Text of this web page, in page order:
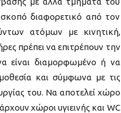
σκοπό διαφορετικό από τον
ατόμων με κινητική,
πρέπει να επιτρέπουν την
είναι διαμορφωμένο ή να
και σύμφωνα με τις
του. Να αποτελεί χώρο
χώροι υγιεινής και WC